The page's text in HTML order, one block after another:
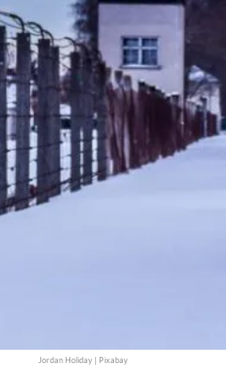
Jordan Holiday | Pixabay